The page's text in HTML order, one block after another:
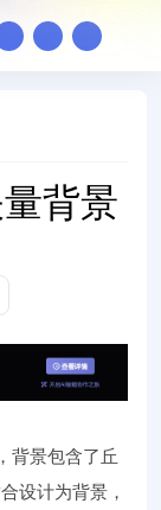
背景
背景包含了丘
设计为背景，